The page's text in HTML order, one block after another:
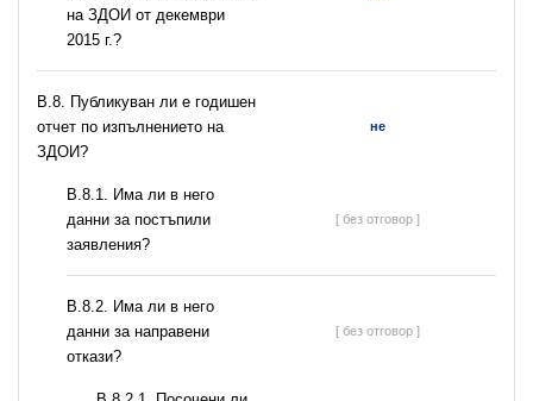
на ЗДОИ от декември
2015 г.?
В.8. Публикуван ли е годишен
отчет по изпълнението на
ЗДОИ?
не
В.8.1. Има ли в него
данни за постъпили
заявления?
[ без отговор ]
В.8.2. Има ли в него
данни за направени
откази?
[ без отговор ]